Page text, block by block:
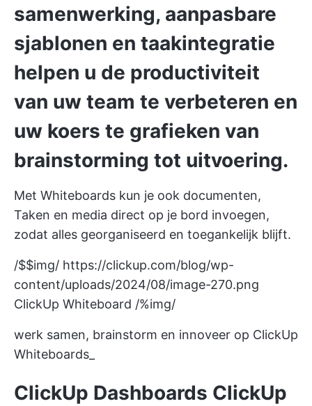
samenwerking, aanpasbare
sjablonen en taakintegratie
helpen u de productiviteit
van uw team te verbeteren en
uw koers te grafieken van
brainstorming tot uitvoering.
Met Whiteboards kun je ook documenten,
Taken en media direct op je bord invoegen,
zodat alles georganiseerd en toegankelijk blijft.
/$$img/ https://clickup.com/blog/wp-
content/uploads/2024/08/image-270.png
ClickUp Whiteboard /%img/
werk samen, brainstorm en innoveer op ClickUp
Whiteboards_
ClickUp Dashboards ClickUp